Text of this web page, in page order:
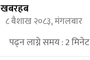
खबरहब
८ बैशाख २०८३, मंगलबार
पढ्न लाग्ने समय :2मिनेट